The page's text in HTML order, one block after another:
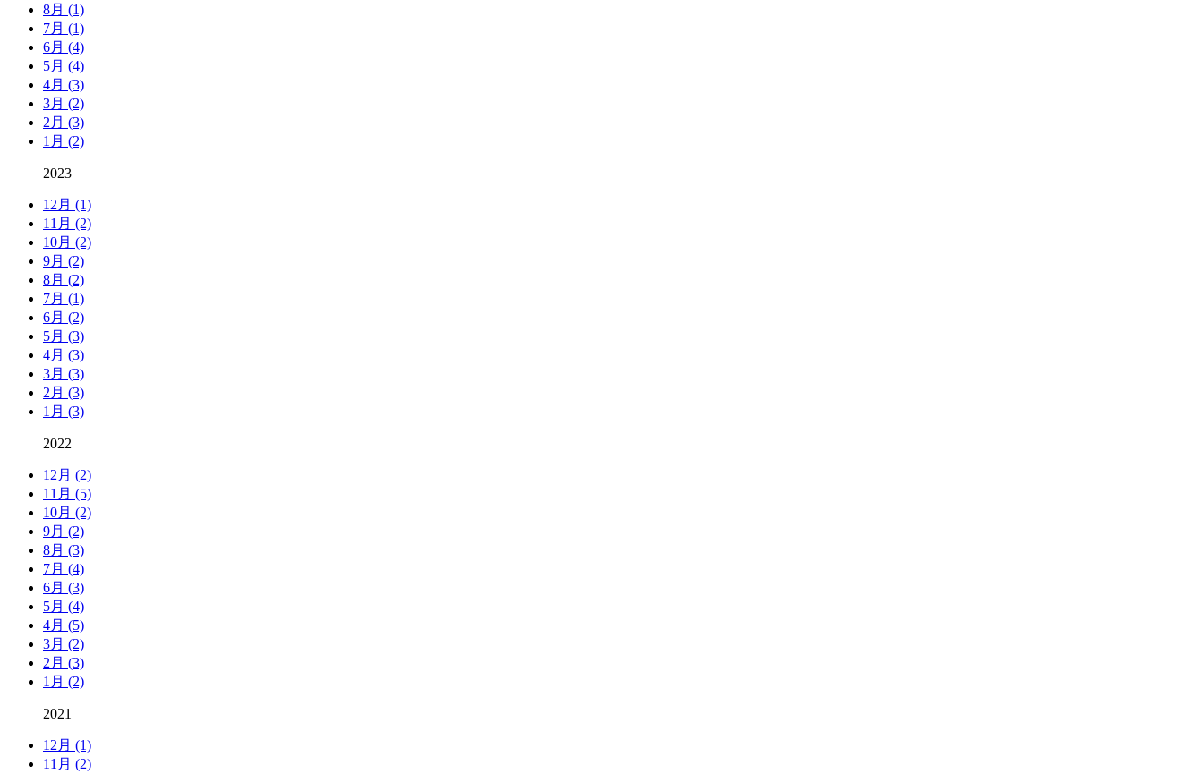
8月 (1)
7月 (1)
6月 (4)
5月 (4)
4月 (3)
3月 (2)
2月 (3)
1月 (2)
2023
12月 (1)
11月 (2)
10月 (2)
9月 (2)
8月 (2)
7月 (1)
6月 (2)
5月 (3)
4月 (3)
3月 (3)
2月 (3)
1月 (3)
2022
12月 (2)
11月 (5)
10月 (2)
9月 (2)
8月 (3)
7月 (4)
6月 (3)
5月 (4)
4月 (5)
3月 (2)
2月 (3)
1月 (2)
2021
12月 (1)
11月 (2)